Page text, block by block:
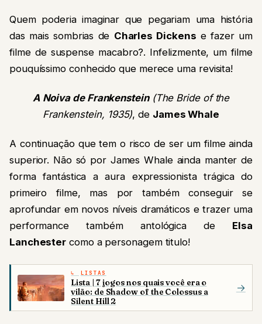
Quem poderia imaginar que pegariam uma história
das mais sombrias de Charles Dickens e fazer um
filme de suspense macabro?. Infelizmente, um filme
pouquíssimo conhecido que merece uma revisita!
A Noiva de Frankenstein (The Bride of the
Frankenstein, 1935), de James Whale
A continuação que tem o risco de ser um filme ainda
superior. Não só por James Whale ainda manter de
forma fantástica a aura expressionista trágica do
primeiro filme, mas por também conseguir se
aprofundar em novos níveis dramáticos e trazer uma
performance também antológica de Elsa
Lanchester como a personagem titulo!
LISTAS
Lista | 7 jogos nos quais você era o
vilão: de Shadow of the Colossus a
Silent Hill 2
→